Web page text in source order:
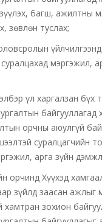
газар
аж ахуйн газар
ЗДТГ
сумын ЗДТГ
Иргэний хэргийн
Эрүүгийн хэргийн
багш, ажилтны
зөвлөн туслах;
мэргэжил,
үл харгалзан бүх
байгууллагад
орчны аюулгүй
суралцагчийн
арга зүйн
орчинд Хүүхэд
зүйлд заасан ажлыг
хамтран зохион